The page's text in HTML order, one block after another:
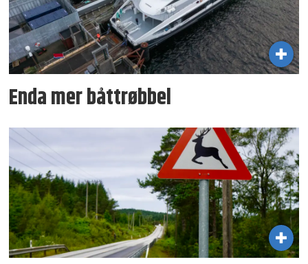
Enda mer båttrøbbel